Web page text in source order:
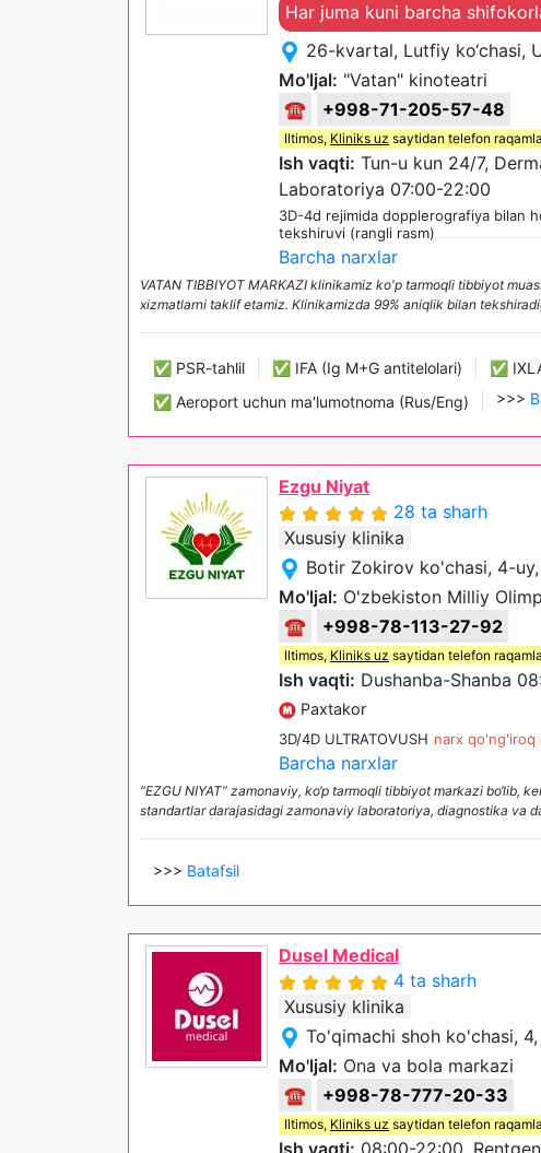
Har juma kuni barcha
26-kvartal, Lutfiy ko‘chasi,
Mo'ljal: "Vatan" kinoteatri
☎
+998-71-205-57-48
Iltimos, Kliniks uz saytidan telefon
Ish vaqti: Tun-u kun 24/7,
Laboratoriya 07:00-22:00
3D-4d rejimida dopplerografiya bilan
tekshiruvi (rangli rasm)
Barcha narxlar
VATAN TIBBIYOT MARKAZI klinikamiz ko'p tarmoqli tibbiyot
xizmatlarni taklif etamiz. Klinikamizda 99% aniqlik bilan
✅ PSR-tahlil ✅ IFA (Ig M+G antitelolari) ✅
✅ Aeroport uchun ma'lumotnoma (Rus/Eng)
>>>
Ezgu Niyat
28 ta sharh
Xususiy klinika
Botir Zokirov ko'chasi, 4-
Mo'ljal: O'zbekiston Milliy
☎
+998-78-113-27-92
Iltimos, Kliniks uz saytidan telefon
Ish vaqti: Dushanba-Shanba
Paxtakor
3D/4D ULTRATOVUSH narx qo'ng'iroq
Barcha narxlar
“EZGU NIYAT” zamonaviy, ko‘p tarmoqli tibbiyot markazi bo‘lib,
standartlar darajasidagi zamonaviy laboratoriya, diagnostika va
>>> Batafsil
Dusel Medical
4 ta sharh
Xususiy klinika
To'qimachi shoh ko'chasi,
Mo'ljal: Ona va bola markazi
☎
+998-78-777-20-33
Iltimos, Kliniks uz saytidan telefon